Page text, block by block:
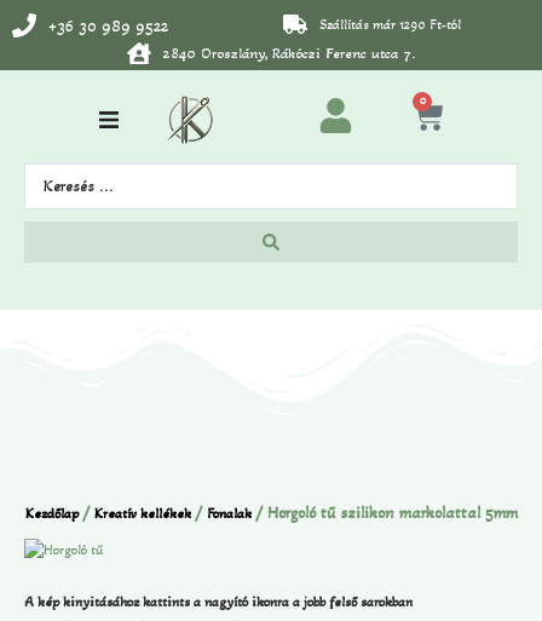
+36 30 989 9522 Szállítás már 1290 Ft-tól
2840 Oroszlány, Rákóczi Ferenc utca 7.
0
Kezdőlap/ Kreatív kellékek/ Fonalak/ Horgoló tű szilikon markolattal 5mm
A kép kinyitásához kattints a nagyító ikonra a jobb felső sarokban